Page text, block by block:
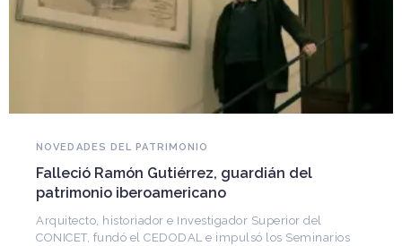
NOVEDADES DEL PATRIMONIO
Falleció Ramón Gutiérrez, guardián del
patrimonio iberoamericano
Arquitecto, historiador e Investigador Superior del
CONICET, fundó el CEDODAL e impulsó los Seminarios